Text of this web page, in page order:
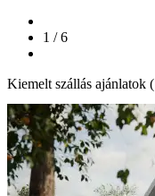
1 / 6
Kiemelt szállás ajánlatok